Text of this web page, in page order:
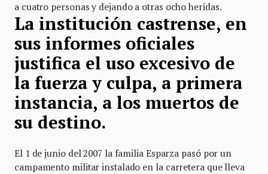
a cuatro personas y dejando a otras ocho heridas.
La institución castrense, en
sus informes oficiales
justifica el uso excesivo de
la fuerza y culpa, a primera
instancia, a los muertos de
su destino.
El 1 de junio del 2007 la familia Esparza pasó por un
campamento militar instalado en la carretera que lleva